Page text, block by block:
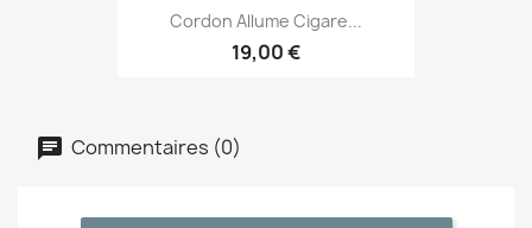
Cordon Allume Cigare...
19,00 €
Commentaires (0)